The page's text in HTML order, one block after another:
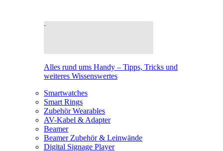
Alles rund ums Handy – Tipps, Tricks und
weiteres Wissenswertes
Smartwatches
Smart Rings
Zubehör Wearables
AV-Kabel & Adapter
Beamer
Beamer Zubehör & Leinwände
Digital Signage Player